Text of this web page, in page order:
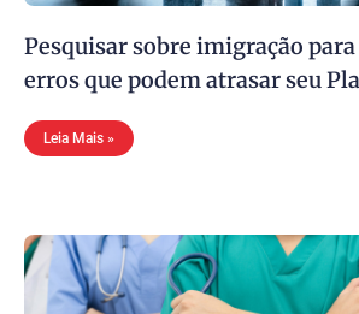
Pesquisar sobre imigração para
erros que podem atrasar seu
Leia Mais »